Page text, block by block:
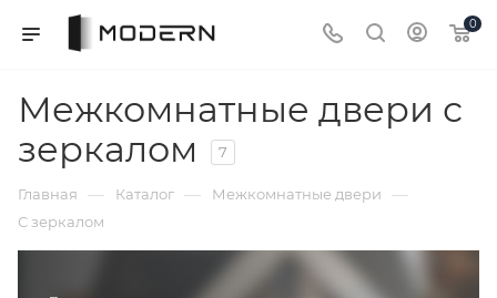
0
Межкомнатные двери с
зеркалом
7
Главная — Каталог — Межкомнатные двери —
С зеркалом